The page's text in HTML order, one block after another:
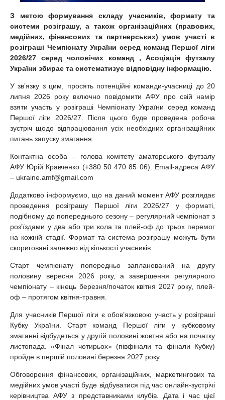
З метою формування складу учасників, формату та
системи розіграшу, а також організаційних (правових,
медійних, фінансових та партнерських) умов участі в
розіграші Чемпіонату України серед команд Першої ліги
2026/27 серед чоловічих команд , Асоціація футзалу
України збирає та систематизує відповідну інформацію.
У звʼязку з цим, просять потенційні команди-учасниці до 20
липня 2026 року включно повідомити АФУ про свій намір
взяти участь у розіграші Чемпіонату України серед команд
Першої ліги 2026/27. Після цього буде проведена робоча
зустріч щодо відпрацювання усіх необхідних організаційних
питань запуску змагання.
Контактна особа – голова комітету аматорського футзалу
АФУ Юрій Кравченко (+380 50 470 85 06). Email-адреса АФУ
– ukraine.amf@gmail.com
Додатково інформуємо, що на даний момент АФУ розглядає
проведення розіграшу Першої ліги 2026/27 у форматі,
подібному до попереднього сезону – регулярний чемпіонат з
розʼїздами у два або три кола та плей-оф до трьох перемог
на кожній стадії. Формат та система розіграшу можуть бути
скориговані залежно від кількості учасників.
Старт чемпіонату попередньо запланований на другу
половину вересня 2026 року, а завершення регулярного
чемпіонату – кінець березня/початок квітня 2027 року, плей-
оф – протягом квітня-травня.
Для учасників Першої ліги є обов’язковою участь у розіграші
Кубку України. Старт команд Першої ліги у кубковому
змаганні відбудеться у другій половині жовтня або на початку
листопада. «Фінал чотирьох» (півфінали та фінали Кубку)
пройде в першій половині березня 2027 року.
Обговорення фінансових, організаційних, маркетингових та
медійних умов участі буде відбуватися під час онлайн-зустрічі
керівництва АФУ з представниками клубів. Дата і час цієї